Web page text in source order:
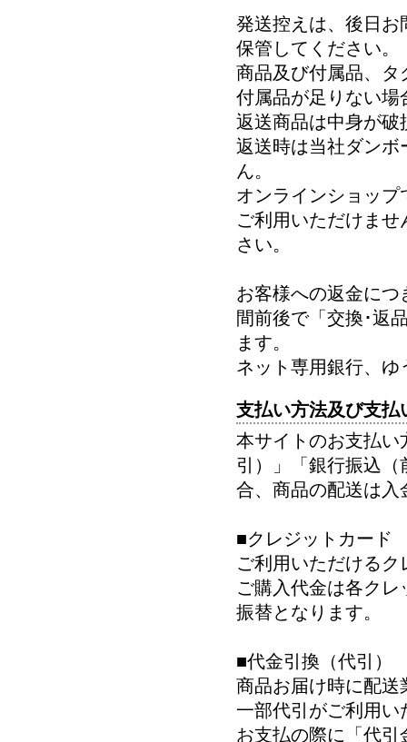
発送控えは、後日お
保管してください。
商品及び付属品、
付属品が足りない場
返送商品は中身が破
返送時は当社ダンボ
ん。
オンラインショッ
ご利用いただけま
さい。
お客様への返金に
間前後で「交換･返
ます。
ネット専用銀行、
支払い方法及び支払
本サイトのお支払い
引）」「銀行振込
合、商品の配送は入
■クレジットカード
ご利用いただけるク
ご購入代金は各ク
振替となります。
■代金引換（代引）
商品お届け時に配送
一部代引がご利用
お支払の際に「代